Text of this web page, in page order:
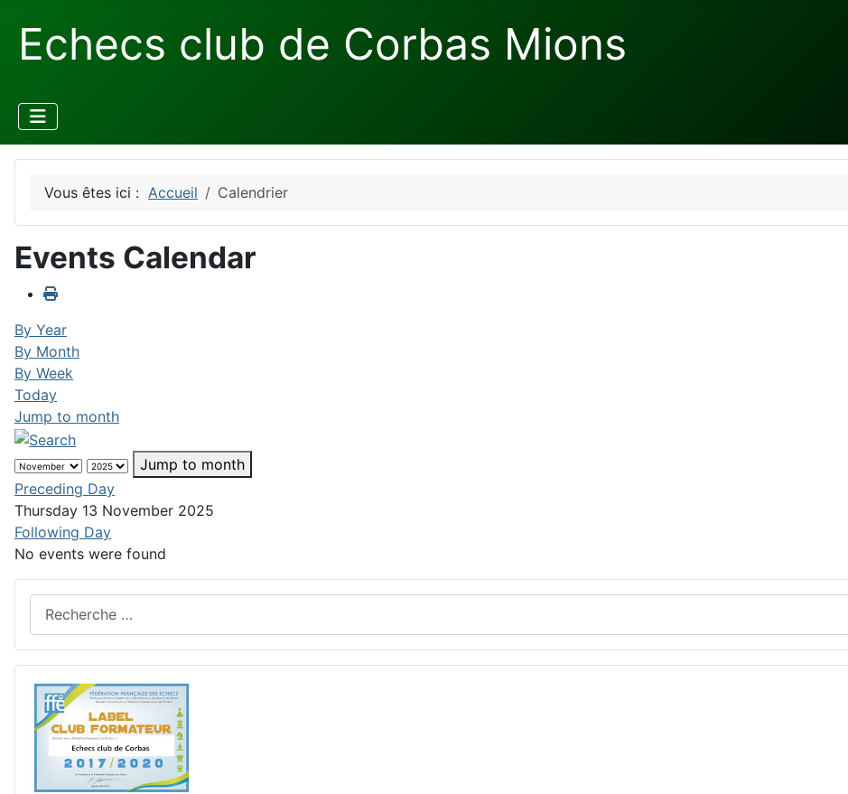
Echecs club de Corbas Mions
Vous êtes ici : Accueil Calendrier
Events Calendar
By Year
By Month
By Week
Today
Jump to month
Jump to month
Preceding Day
Thursday 13 November 2025
Following Day
No events were found